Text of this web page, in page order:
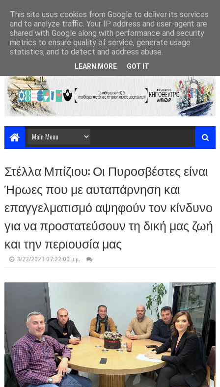
Στέλλα Μπίζιου: Οι Πυροσβέστες είναι
Ήρωες που με αυταπάρνηση και
επαγγελματισμό αψηφούν τον κίνδυνο
για να προστατεύσουν τη δική μας ζωή
και την περιουσία μας
3/22/2023 07:22:00 μ.μ.
This site uses cookies from Google to deliver its services
and to analyze traffic. Your IP address and user-agent are
shared with Google along with performance and security
metrics to ensure quality of service, generate usage
statistics, and to detect and address abuse.
LEARN MORE GOT IT